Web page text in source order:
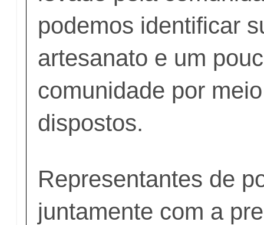
podemos identificar
artesanato e um
comunidade por
dispostos.
Representantes de
juntamente com a